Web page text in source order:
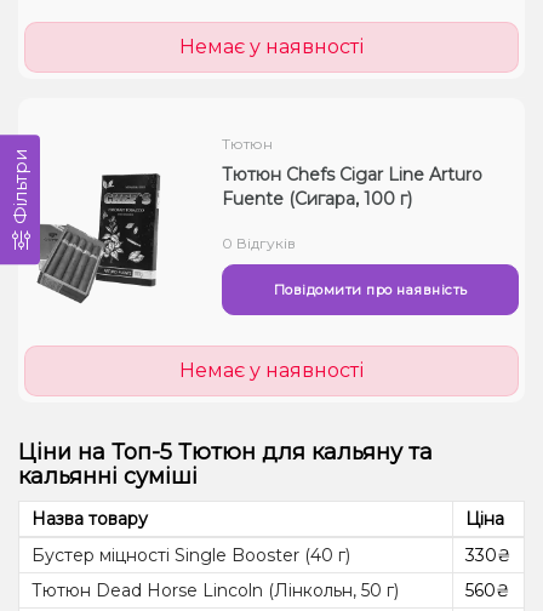
Немає у наявності
Тютюн
Тютюн Chefs Cigar Line Arturo
Fuente (Сигара, 100 г)
0 Відгуків
Повідомити про наявність
Немає у наявності
Фільтри
Ціни на Топ-5 Тютюн для кальяну та
кальянні суміші
Назва товару
Ціна
Бустер міцності Single Booster (40 г)
330₴
Тютюн Dead Horse Lincoln (Лінкольн, 50 г)
560₴